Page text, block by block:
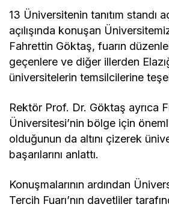
13 Üniversitenin tanıtım standı
açılışında konuşan
Fahrettin Göktaş, fuarın
geçenlere ve diğer illerden
üniversitelerin temsilcilerine
Rektör Prof. Dr. Göktaş ayrıca
Üniversitesi’nin bölge için
olduğunun da altını çizerek
başarılarını anlattı.
Konuşmalarının ardından
Tercih Fuarı’nın davetliler